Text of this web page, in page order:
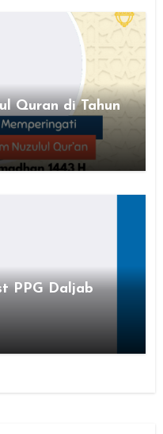
Quran di Tahun
PPG Daljab